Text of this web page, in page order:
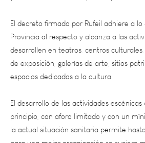
Provincia al respecto y alcanza a las
desarrollen en teatros, centros culturales,
de exposición, galerías de arte, sitios
espacios dedicados a la cultura.
El desarrollo de las actividades escénicas
principio, con aforo limitado y con un
la actual situación sanitaria permite
para una mejor organización se